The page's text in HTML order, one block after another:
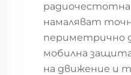
намаляват
периметрично
мобилна
на движение и